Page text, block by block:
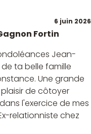
6 juin 2026
Fortin
Jean-
ta belle famille
Une grande
de côtoyer
l'exercice de mes
relationniste chez